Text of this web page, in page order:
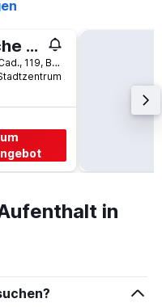
La Blanche Resort & Spa
Bahcelievler Cad., 119, Bodrum, Türkei
in